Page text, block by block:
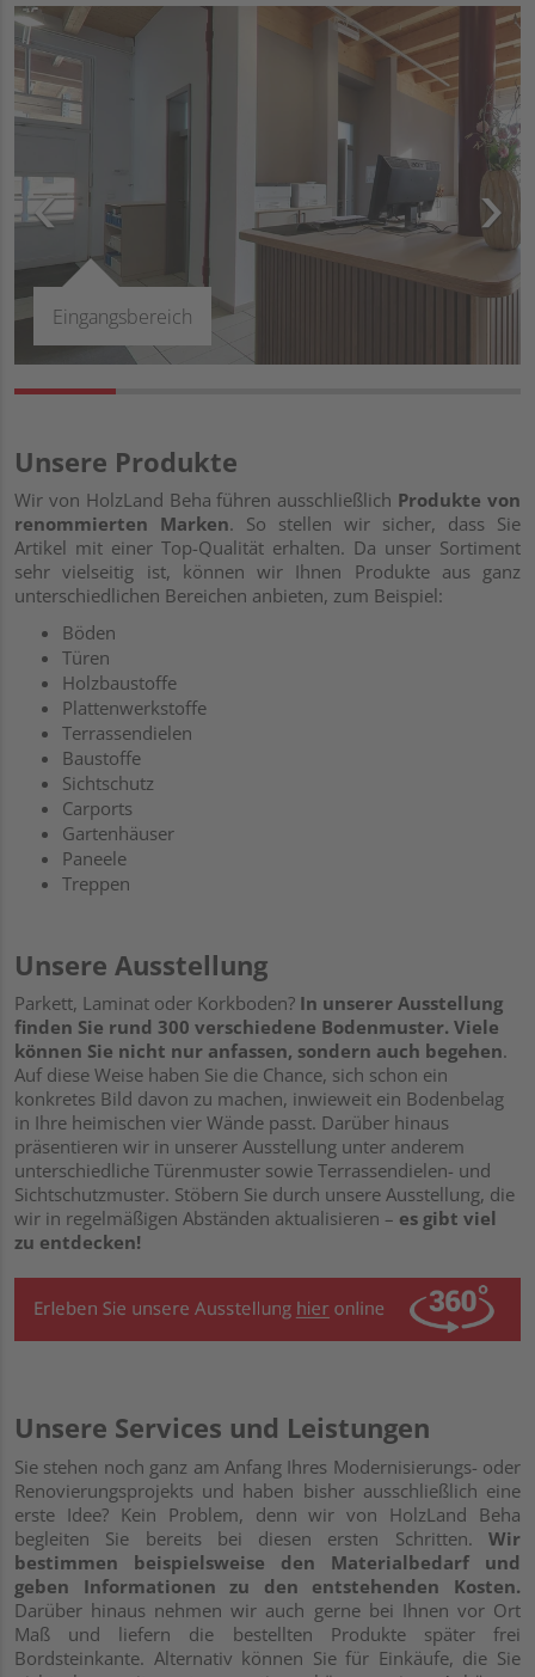
Eingangsbereich
Unsere Produkte
Wir von HolzLand Beha führen ausschließlich Produkte von
renommierten Marken. So stellen wir sicher, dass Sie
Artikel mit einer Top-Qualität erhalten. Da unser Sortiment
sehr vielseitig ist, können wir Ihnen Produkte aus ganz
unterschiedlichen Bereichen anbieten, zum Beispiel:
Böden
Türen
Holzbaustoffe
Plattenwerkstoffe
Terrassendielen
Baustoffe
Sichtschutz
Carports
Gartenhäuser
Paneele
Treppen
Unsere Ausstellung
Parkett, Laminat oder Korkboden? In unserer Ausstellung
finden Sie rund 300 verschiedene Bodenmuster. Viele
können Sie nicht nur anfassen, sondern auch begehen.
Auf diese Weise haben Sie die Chance, sich schon ein
konkretes Bild davon zu machen, inwieweit ein Bodenbelag
in Ihre heimischen vier Wände passt. Darüber hinaus
präsentieren wir in unserer Ausstellung unter anderem
unterschiedliche Türenmuster sowie Terrassendielen- und
Sichtschutzmuster. Stöbern Sie durch unsere Ausstellung, die
wir in regelmäßigen Abständen aktualisieren – es gibt viel
zu entdecken!
Unsere Services und Leistungen
Sie stehen noch ganz am Anfang Ihres Modernisierungs- oder
Renovierungsprojekts und haben bisher ausschließlich eine
erste Idee? Kein Problem, denn wir von HolzLand Beha
begleiten Sie bereits bei diesen ersten Schritten. Wir
bestimmen beispielsweise den Materialbedarf und
geben Informationen zu den entstehenden Kosten.
Darüber hinaus nehmen wir auch gerne bei Ihnen vor Ort
Maß und liefern die bestellten Produkte später frei
Bordsteinkante. Alternativ können Sie für Einkäufe, die Sie